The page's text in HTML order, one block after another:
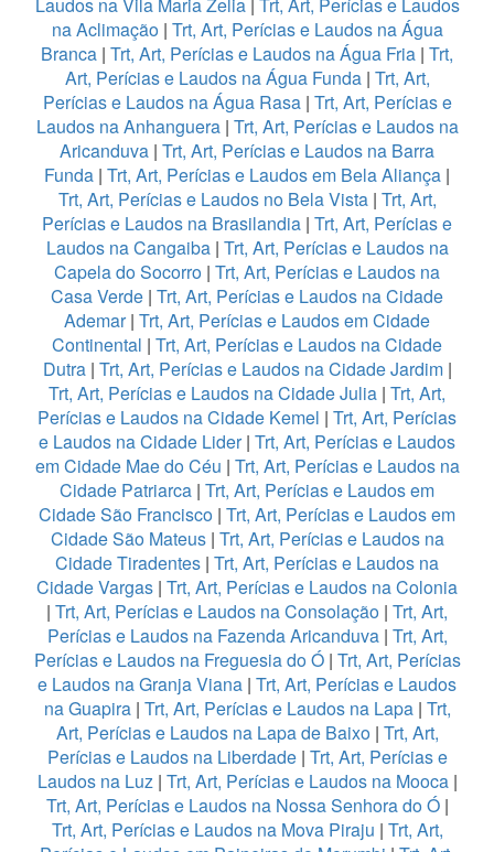
Laudos na Vila Maria Zelia| Trt, Art, Perícias e Laudos
na Aclimação| Trt, Art, Perícias e Laudos na Água
Branca | Trt, Art, Perícias e Laudos na Água Fria | Trt,
Art, Perícias e Laudos na Água Funda| Trt, Art,
Perícias e Laudos na Água Rasa | Trt, Art, Perícias e
Laudos na Anhanguera| Trt, Art, Perícias e Laudos na
Aricanduva | Trt, Art, Perícias e Laudos na Barra
Funda | Trt, Art, Perícias e Laudos em Bela Aliança |
Trt, Art, Perícias e Laudos no Bela Vista| Trt, Art,
Perícias e Laudos na Brasilandia | Trt, Art, Perícias e
Laudos na Cangaiba| Trt, Art, Perícias e Laudos na
Capela do Socorro | Trt, Art, Perícias e Laudos na
Casa Verde | Trt, Art, Perícias e Laudos na Cidade
Ademar| Trt, Art, Perícias e Laudos em Cidade
Continental | Trt, Art, Perícias e Laudos na Cidade
Dutra | Trt, Art, Perícias e Laudos na Cidade Jardim|
Trt, Art, Perícias e Laudos na Cidade Julia | Trt, Art,
Perícias e Laudos na Cidade Kemel | Trt, Art, Perícias
e Laudos na Cidade Lider| Trt, Art, Perícias e Laudos
em Cidade Mae do Céu | Trt, Art, Perícias e Laudos na
Cidade Patriarca | Trt, Art, Perícias e Laudos em
Cidade São Francisco | Trt, Art, Perícias e Laudos em
Cidade São Mateus| Trt, Art, Perícias e Laudos na
Cidade Tiradentes | Trt, Art, Perícias e Laudos na
Cidade Vargas | Trt, Art, Perícias e Laudos na Colonia
| Trt, Art, Perícias e Laudos na Consolação | Trt, Art,
Perícias e Laudos na Fazenda Aricanduva| Trt, Art,
Perícias e Laudos na Freguesia do Ó| Trt, Art, Perícias
e Laudos na Granja Viana | Trt, Art, Perícias e Laudos
na Guapira| Trt, Art, Perícias e Laudos na Lapa| Trt,
Art, Perícias e Laudos na Lapa de Baixo | Trt, Art,
Perícias e Laudos na Liberdade | Trt, Art, Perícias e
Laudos na Luz| Trt, Art, Perícias e Laudos na Mooca|
Trt, Art, Perícias e Laudos na Nossa Senhora do Ó|
Trt, Art, Perícias e Laudos na Mova Piraju | Trt, Art,